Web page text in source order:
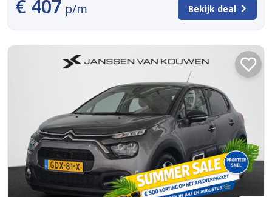
€ 407 p/m Bekijk deal